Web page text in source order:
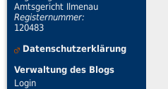
Amtsgericht Ilmenau
Registernummer:
120483
Datenschutzerklärung
Verwaltung des Blogs
Login